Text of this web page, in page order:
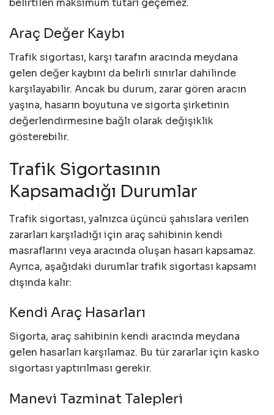
belirtilen maksimum tutarı geçemez.
Araç Değer Kaybı
Trafik sigortası, karşı tarafın aracında meydana
gelen değer kaybını da belirli sınırlar dahilinde
karşılayabilir. Ancak bu durum, zarar gören aracın
yaşına, hasarın boyutuna ve sigorta şirketinin
değerlendirmesine bağlı olarak değişiklik
gösterebilir.
Trafik Sigortasının
Kapsamadığı Durumlar
Trafik sigortası, yalnızca üçüncü şahıslara verilen
zararları karşıladığı için araç sahibinin kendi
masraflarını veya aracında oluşan hasarı kapsamaz.
Ayrıca, aşağıdaki durumlar trafik sigortası kapsamı
dışında kalır:
Kendi Araç Hasarları
Sigorta, araç sahibinin kendi aracında meydana
gelen hasarları karşılamaz. Bu tür zararlar için kasko
sigortası yaptırılması gerekir.
Manevi Tazminat Talepleri